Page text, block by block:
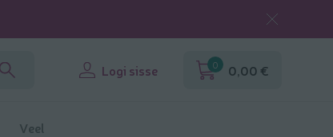
Logi sisse 0 0,00 €
Veel